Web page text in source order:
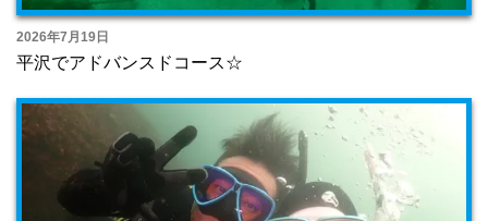
2026年7月19日
平沢でアドバンスドコース☆